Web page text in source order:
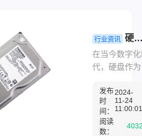
行业资讯 硬
数据恢复一
多少钱？来
及恢复方法
在当今数字
代，硬盘作
具，其重要
言而喻。然
由于各种原
如误操作、
发布
时
间：
2024-
11-24
11:00:01
阅读
数：